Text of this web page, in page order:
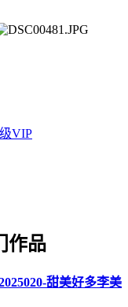
VIP
作品
甜美好多李美